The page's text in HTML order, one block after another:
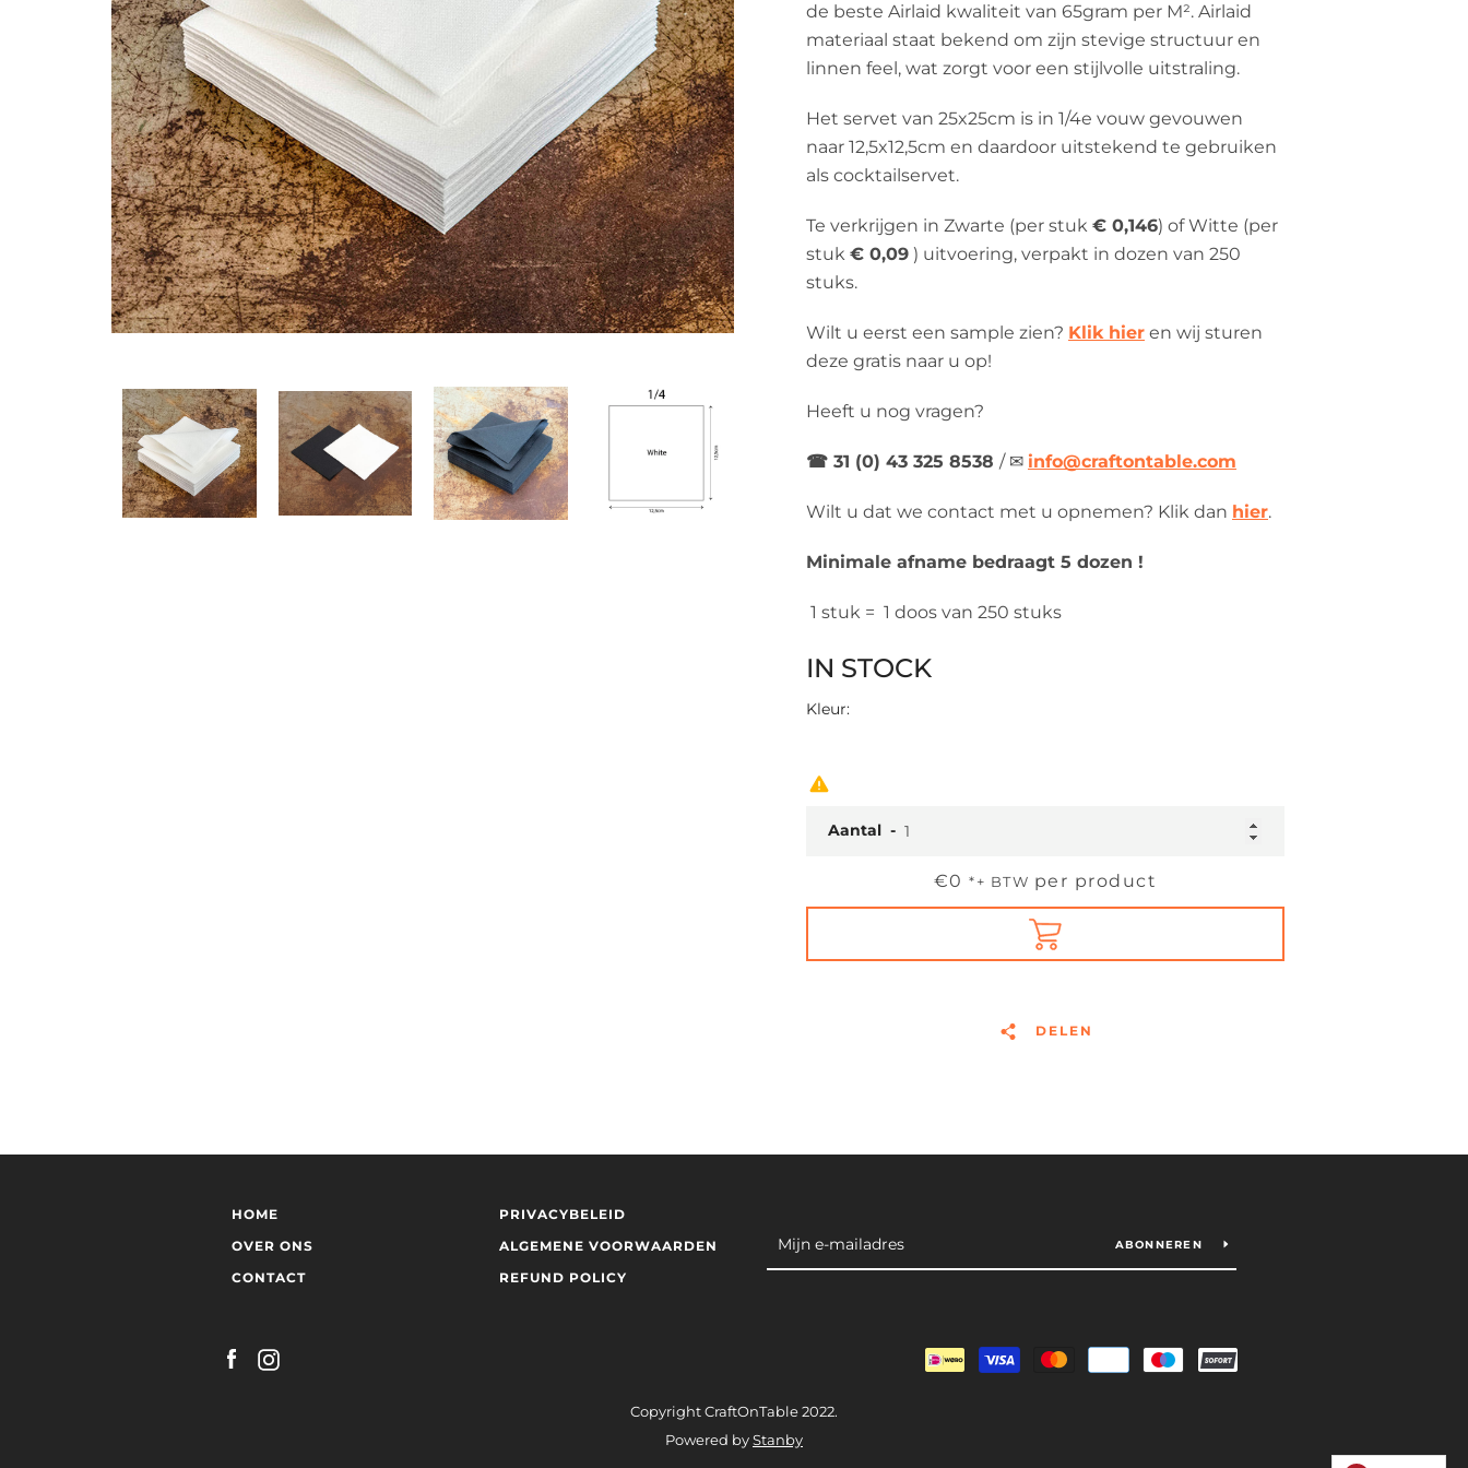
de beste Airlaid kwaliteit van 65gram per M². Airlaid
materiaal staat bekend om zijn stevige structuur en
linnen feel, wat zorgt voor een stijlvolle uitstraling.
Het servet van 25x25cm is in 1/4e vouw gevouwen
naar 12,5x12,5cm en daardoor uitstekend te gebruiken
als cocktailservet.
Te verkrijgen in Zwarte (per stuk € 0,146) of Witte (per
stuk € 0,09) uitvoering, verpakt in dozen van 250
stuks.
Wilt u eerst een sample zien? Klik hieren wij sturen
deze gratis naar u op!
Heeft u nog vragen?
☎ 31 (0) 43 325 8538 / ✉ info@craftontable.com
Wilt u dat we contact met u opnemen? Klik dan hier.
Minimale afname bedraagt 5 dozen !
1 stuk = 1 doos van 250 stuks
IN STOCK
Kleur:
Aantal
Prijs
€0 *+ BTW per product
DELEN
HOME
OVER ONS
CONTACT
PRIVACYBELEID
ALGEMENE VOORWAARDEN
REFUND POLICY
ABONNEREN
Facebook Betalingspictogrammen
Copyright CraftOnTable 2022.
Powered by Stanby